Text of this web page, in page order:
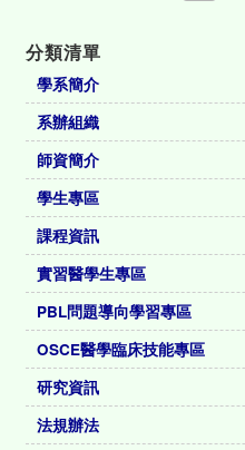
分類清單
學系簡介
系辦組織
師資簡介
學生專區
課程資訊
實習醫學生專區
PBL問題導向學習專區
OSCE醫學臨床技能專區
研究資訊
法規辦法